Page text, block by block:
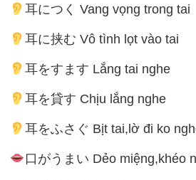
耳につく Vang vọng trong tai
耳に挟む Vô tình lọt vào tai
耳をすます Lắng tai nghe
耳を貸す Chịu lắng nghe
耳をふさぐ Bịt tai,lờ đi ko
口がうまい Dẻo miệng,khéo